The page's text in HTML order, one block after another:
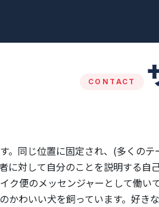
CONTACT
。同じ位置に固定され、(多くの
に対して自分のことを説明する自
ク便のメッセンジャーとして働
かわいい犬を飼っています。好き